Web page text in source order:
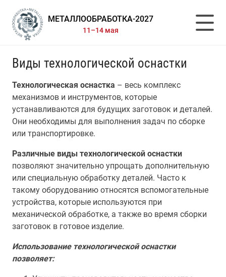
МЕТАЛЛООБРАБОТКА-2027
11–14 мая
Виды технологической оснастки
Технологическая оснастка – весь комплекс
механизмов и инструментов, которые
устанавливаются для будущих заготовок и деталей.
Они необходимы для выполнения задач по сборке
или транспортировке.
Различные виды технологической оснастки
позволяют значительно упрощать дополнительную
или специальную обработку деталей. Часто к
такому оборудованию относятся вспомогательные
устройства, которые используются при
механической обработке, а также во время сборки
заготовок в готовое изделие.
Использование технологической оснастки
позволяет: